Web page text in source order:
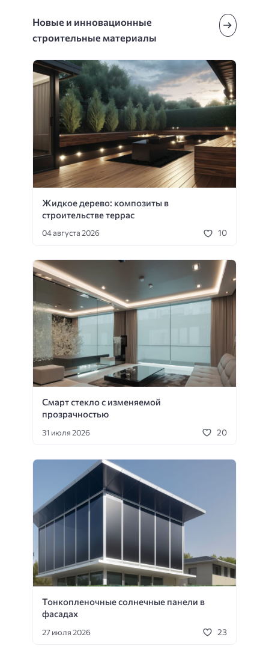
Новые и инновационные
строительные материалы
Жидкое дерево: композиты в
строительстве террас
04 августа 2026 10
Смарт стекло с изменяемой
прозрачностью
31 июля 2026 20
Тонкопленочные солнечные панели в
фасадах
27 июля 2026 23